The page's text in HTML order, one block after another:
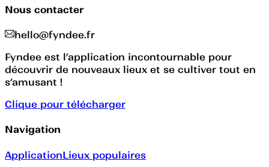
Nous contacter
hello@fyndee.fr
Fyndee est l’application incontournable pour
découvrir de nouveaux lieux et se cultiver tout en
s’amusant !
Clique pour télécharger
Navigation
ApplicationLieux populaires